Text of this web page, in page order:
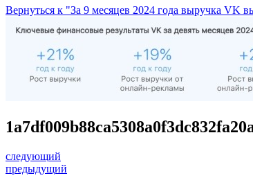
Вернуться к "За 9 месяцев 2024 года выручка VK
следующий
предыдущий